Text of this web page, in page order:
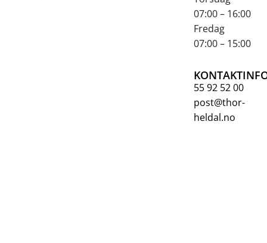
07:00 – 16:00
Fredag
07:00 – 15:00
55 92 52 00
post@thor-
heldal.no